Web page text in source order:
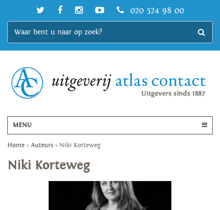
020 524 98 00
MENU
Home > Auteurs > Niki Korteweg
Niki Korteweg